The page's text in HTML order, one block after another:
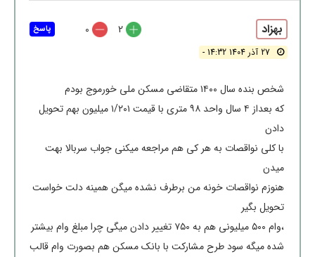
بهزاد
27 آذر 1404 14:32 -
2
0
شخص بنده سال ۱۴۰۰ متقاضی مسکن ملی خورموج بودم
که بعداز ۴ سال واحد ۹۸ متری با قیمت ۱/۲۰۱ میلیون بهم تحویل
دادن
با کلی نواقصات به هر کی هم مراجعه میکنی جواب سربالا بهت
میدن
هنوزم نواقصات خونه من برطرف نشده میگن همینه دلت خواست
تحویل بگیر
،وام ۵۰۰ میلیونی هم به ۷۵۰ تغییر دادن میگی چرا مبلغ وام بیشتر
شده میگه سود طرح مشارکت با بانک مسکن هم بصورت وام قالب
پاسخ